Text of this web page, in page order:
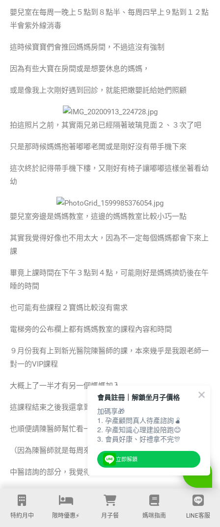
嬰兒室在每周一晚上５點到８點半、每周四早上９點到１２點
半會紫外線消毒
這時候寶寶們會推回媽媽房間，不過這沒有強制
因為有些大寶在房間或是想要休息的媽媽，
或是像我上次剛好遇到回診，就能把嫩嬰託給她們照顧
拍這照片之前，其實兩兄弟已經隔著玻璃見面２、３次了吧
只是那時候媽媽抱著嘟嘟老闆或是剛好沒有帶手機下來
這次終於記得帶手機下樓，又剛好有椅子讓嘟嘟這樣坐著看幼
幼
嬰兒室旁邊是媽媽教室，這邊的媽媽教室比較小巧一點
其實我覺得好像也不用太大，因為不一定每個媽媽都會下來上
課
畢竟上課時間在下午３點到４點，可能剛好是媽媽擠奶後在午
睡的時間
也可能有些課程２寶媽比較沒有需求
電梯旁的公布欄上都有媽媽教室的課程內容和時間
９月份我有上到新光醫院陳醫師的課，本來幾乎是我跟老師一
對一的VIP課程
大概上了一半才有另一個媽媽加入
這課程結束之後我還拿到孕媽界很夯的鼠寶手冊套呢，超開心
也順便請陳醫師幫忙看一下幼幼的黃疸狀況
（因為陳醫師就是每周來幫小嫩嬰們看診的醫生）
中醫諮詢的部分，我覺得還不錯耶
跟醫生談話之後才知道產後媽媽很容易改變體質，有時候可不
能補過頭
特約月中 限時優惠⚡️ 月子餐 媽咪指南 LINE客服
會員註冊｜解鎖坐月子價格
加碼享🎁
1. 孕產顧問真人待產諮詢🫄
2. 孕產知識心理建設陪跑😊
3. 會員好康、好禮拿不完🎊
立即解鎖